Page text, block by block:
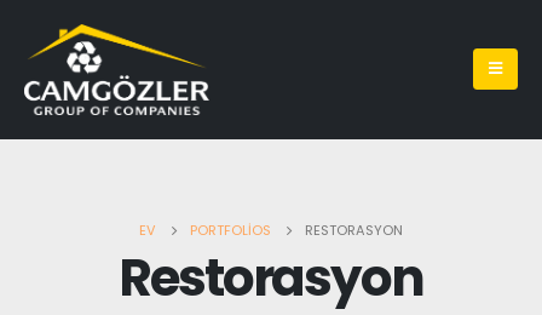
EV PORTFOLIOS RESTORASYON
Restorasyon